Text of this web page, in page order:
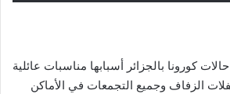
كورونا بالجزائر أسبابها مناسبات عائلية
الزفاف وجميع التجمعات في الأماكن